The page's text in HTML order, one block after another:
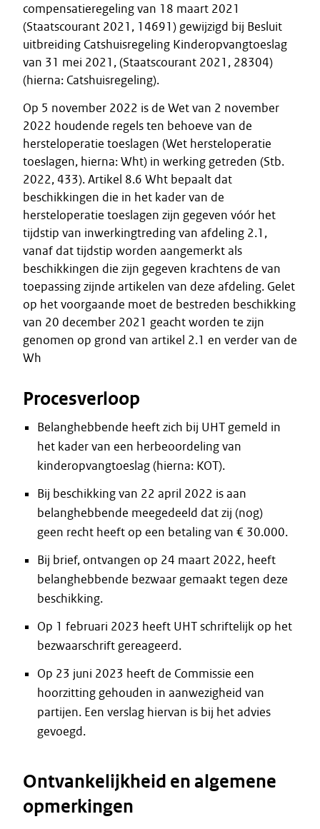
compensatieregeling van 18 maart 2021
(Staatscourant 2021, 14691) gewijzigd bij Besluit
uitbreiding Catshuisregeling Kinderopvangtoeslag
van 31 mei 2021, (Staatscourant 2021, 28304)
(hierna: Catshuisregeling).
Op 5 november 2022 is de Wet van 2 november
2022 houdende regels ten behoeve van de
hersteloperatie toeslagen (Wet hersteloperatie
toeslagen, hierna: Wht) in werking getreden (Stb.
2022, 433). Artikel 8.6 Wht bepaalt dat
beschikkingen die in het kader van de
hersteloperatie toeslagen zijn gegeven vóór het
tijdstip van inwerkingtreding van afdeling 2.1,
vanaf dat tijdstip worden aangemerkt als
beschikkingen die zijn gegeven krachtens de van
toepassing zijnde artikelen van deze afdeling. Gelet
op het voorgaande moet de bestreden beschikking
van 20 december 2021 geacht worden te zijn
genomen op grond van artikel 2.1 en verder van de
Wh
Procesverloop
Belanghebbende heeft zich bij UHT gemeld in
het kader van een herbeoordeling van
kinderopvangtoeslag (hierna: KOT).
Bij beschikking van 22 april 2022 is aan
belanghebbende meegedeeld dat zij (nog)
geen recht heeft op een betaling van € 30.000.
Bij brief, ontvangen op 24 maart 2022, heeft
belanghebbende bezwaar gemaakt tegen deze
beschikking.
Op 1 februari 2023 heeft UHT schriftelijk op het
bezwaarschrift gereageerd.
Op 23 juni 2023 heeft de Commissie een
hoorzitting gehouden in aanwezigheid van
partijen. Een verslag hiervan is bij het advies
gevoegd.
Ontvankelijkheid en algemene
opmerkingen